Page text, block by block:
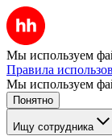
Мы используем
Правила
Мы используем
Понятно
Ищу сотрудника